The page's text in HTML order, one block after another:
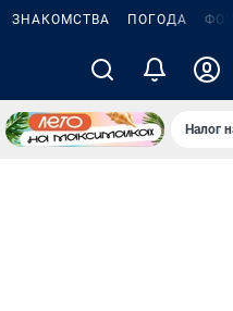
ЗНАКОМСТВА ПОГОДА
Налог